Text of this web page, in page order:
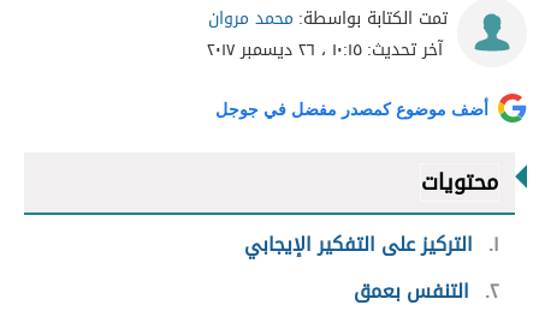
تمت الكتابة بواسطة: محمد مروان
آخر تحديث:١٠:١٥ ، ٢٦ ديسمبر ٢٠١٧
أضف موضوع كمصدر مفضل في جوجل
محتويات
١
التركيز على التفكير الإيجابي
٢ التنفس بعمق